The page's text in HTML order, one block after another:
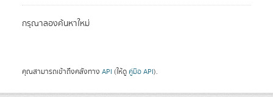
กรุณาลองค้นหาใหม่
คุณสามารถเข้าถึงคลังทาง API (ให้ดู คู่มือ API).